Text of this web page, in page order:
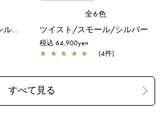
コンフェット/ラージ/シルバーゴールド
全6色
ツイスト/スモール/シルバー
税込 64,900yen
★ ★ ★ ★ ★ (4件)